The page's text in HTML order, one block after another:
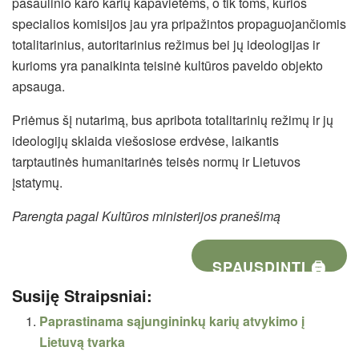
specialios komisijos jau yra pripažintos propaguojančiomis
totalitarinius, autoritarinius režimus bei jų ideologijas ir
kurioms yra panaikinta teisinė kultūros paveldo objekto
apsauga.
Priėmus šį nutarimą, bus apribota totalitarinių režimų ir jų
ideologijų sklaida viešosiose erdvėse, laikantis
tarptautinės humanitarinės teisės normų ir Lietuvos
įstatymų.
Parengta pagal Kultūros ministerijos pranešimą
SPAUSDINTI 🖨
Susiję Straipsniai:
Paprastinama sąjungininkų karių atvykimo į
Lietuvą tvarka